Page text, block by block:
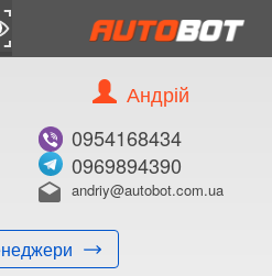
Андрій
0954168434
0969894390
drafts andriy@autobot.com.ua